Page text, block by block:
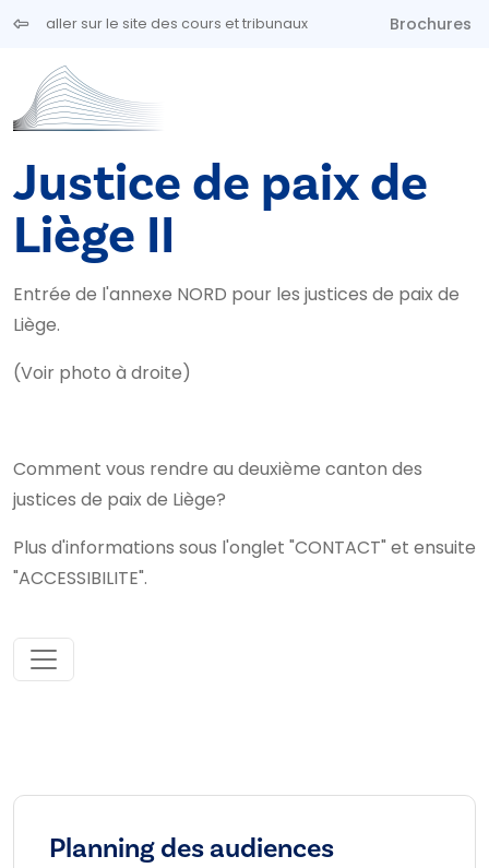
Aller au contenu principal
aller sur le site des cours et tribunaux Brochures
Justice de paix de
Liège II
Entrée de l'annexe NORD pour les justices de paix de
Liège.
(Voir photo à droite)
Comment vous rendre au deuxième canton des
justices de paix de Liège?
Plus d'informations sous l'onglet "CONTACT" et ensuite
"ACCESSIBILITE".
Planning des audiences